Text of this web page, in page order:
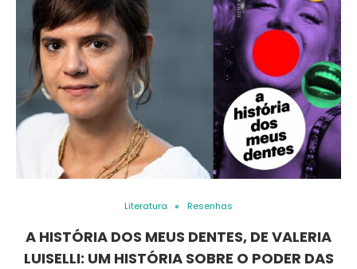
Literatura Resenhas
A HISTÓRIA DOS MEUS DENTES, DE VALERIA
LUISELLI: UM HISTÓRIA SOBRE O PODER DAS